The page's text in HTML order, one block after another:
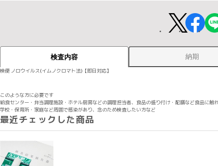
検査内容 納期
検便 ノロウイルス(イムノクロマト法)【即日対応】
このような方に必要です
給食センター・弁当調理施設・ホテル厨房などの調理担当者、食品の盛り付け・配膳など食品に触
学校・保育所・家庭など周囲で感染があり、念のため検査したい方など
最近チェックした商品